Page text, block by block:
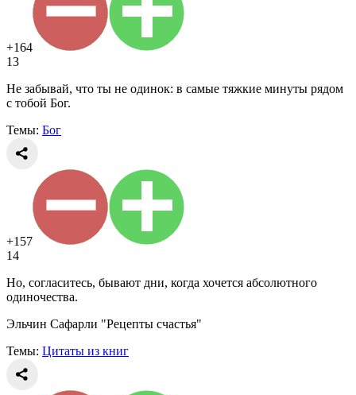
+164
13
Не забывай, что ты не одинок: в самые тяжкие минуты рядом
с тобой Бог.
Темы: Бог
+157
14
Но, согласитесь, бывают дни, когда хочется абсолютного
одиночества.
Эльчин Сафарли "Рецепты счастья"
Темы: Цитаты из книг